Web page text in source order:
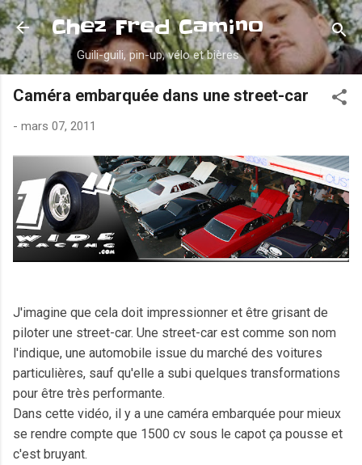
Accéder au contenu principal
Chez Fred Camino
Guili-guili, pin-up, vélo et bières
Caméra embarquée dans une street-car
- mars 07, 2011
J'imagine que cela doit impressionner et être grisant de
piloter une street-car. Une street-car est comme son nom
l'indique, une automobile issue du marché des voitures
particulières, sauf qu'elle a subi quelques transformations
pour être très performante.
Dans cette vidéo, il y a une caméra embarquée pour mieux
se rendre compte que 1500 cv sous le capot ça pousse et
c'est bruyant.